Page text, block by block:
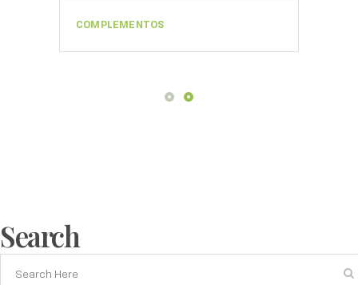
COMPLEMENTOS
Search